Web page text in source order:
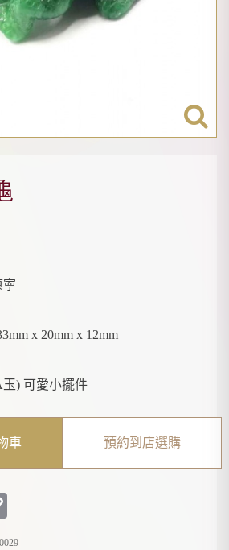
寕
x 20mm x 12mm
) 可愛小擺件
車 預約到店選購